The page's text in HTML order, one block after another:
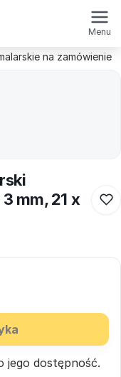
Menu
na zamówienie
mm, 21 x
jego dostępność.